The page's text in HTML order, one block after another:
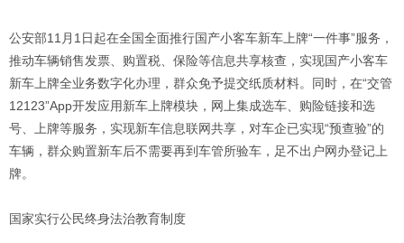
公安部11月1日起在全国全面推行国产小客车新车上牌“一件事”服务，
推动车辆销售发票、购置税、保险等信息共享核查，实现国产小客车
新车上牌全业务数字化办理，群众免予提交纸质材料。同时，在“交管
12123”App开发应用新车上牌模块，网上集成选车、购险链接和选
号、上牌等服务，实现新车信息联网共享，对车企已实现“预查验”的
车辆，群众购置新车后不需要再到车管所验车，足不出户网办登记上
牌。
国家实行公民终身法治教育制度